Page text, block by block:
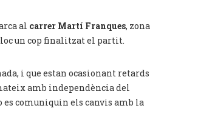
al carrer Martí Franques, zona
un cop finalitzat el partit.
i que estan ocasionant retards
amb independència del
es comuniquin els canvis amb la